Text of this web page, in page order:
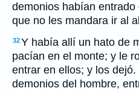
demonios habían entrado
que no les mandara ir al
32Y había allí un hato de
pacían en el monte; y le
entrar en ellos; y los dejó.
demonios del hombre,